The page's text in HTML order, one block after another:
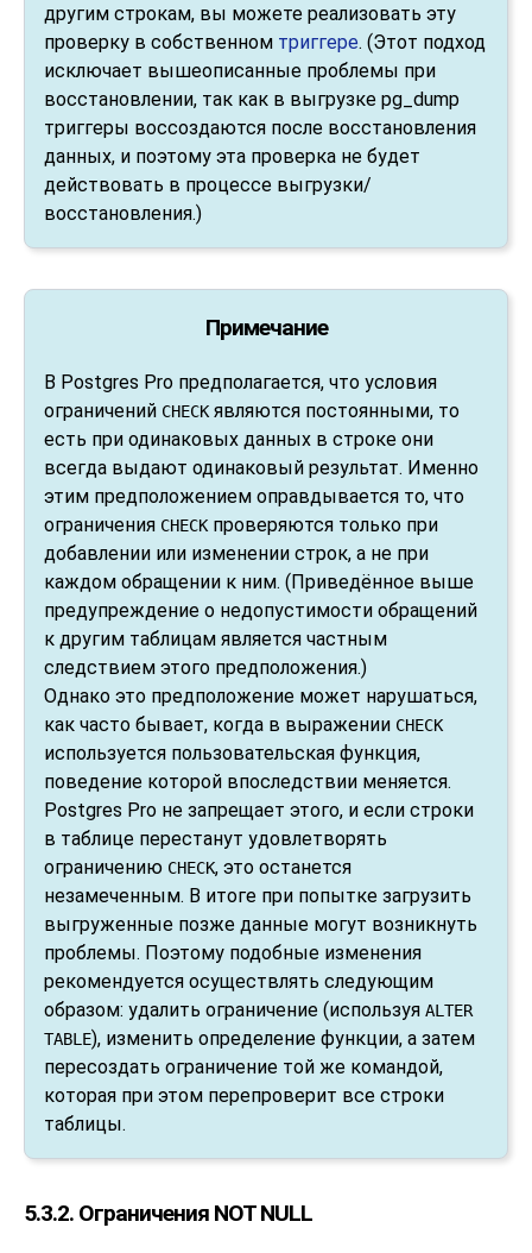
другим строкам, вы можете реализовать эту
проверку в собственном триггере. (Этот подход
исключает вышеописанные проблемы при
восстановлении, так как в выгрузке pg_dump
триггеры воссоздаются после восстановления
данных, и поэтому эта проверка не будет
действовать в процессе выгрузки/
восстановления.)
Примечание
В Postgres Pro предполагается, что условия
ограничений CHECKявляются постоянными, то
есть при одинаковых данных в строке они
всегда выдают одинаковый результат. Именно
этим предположением оправдывается то, что
ограничения CHECKпроверяются только при
добавлении или изменении строк, а не при
каждом обращении к ним. (Приведённое выше
предупреждение о недопустимости обращений
к другим таблицам является частным
следствием этого предположения.)
Однако это предположение может нарушаться,
как часто бывает, когда в выражении CHECK
используется пользовательская функция,
поведение которой впоследствии меняется.
Postgres Pro не запрещает этого, и если строки
в таблице перестанут удовлетворять
ограничению CHECK, это останется
незамеченным. В итоге при попытке загрузить
выгруженные позже данные могут возникнуть
проблемы. Поэтому подобные изменения
рекомендуется осуществлять следующим
образом: удалить ограничение (используя ALTER
TABLE), изменить определение функции, а затем
пересоздать ограничение той же командой,
которая при этом перепроверит все строки
таблицы.
5.3.2. Ограничения NOT NULL